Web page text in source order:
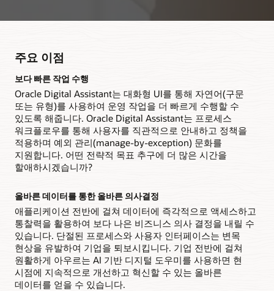
주요 이점
보다 빠른 작업 수행
Oracle Digital Assistant는 대화형 UI를 통해 자연어(구문
또는 유형)를 사용하여 운영 작업을 더 빠르게 수행할 수
있도록 해줍니다. Oracle Digital Assistant는 프로세스
워크플로우를 통해 사용자를 직관적으로 안내하고 정책을
적용하며 예외 관리(manage-by-exception) 문화를
지원합니다. 어떤 전략적 목표 추구에 더 많은 시간을
할애하시겠습니까?
올바른 데이터를 통한 올바른 의사결정
애플리케이션 전반에 걸쳐 데이터에 즉각적으로 액세스하고
통찰력을 활용하여 보다 나은 비즈니스 의사 결정을 내릴 수
있습니다. 단절된 프로세스와 사용자 인터페이스는 변목
현상을 유발하여 기업을 퇴보시킵니다. 기업 전반에 걸쳐
원활하게 아우르는 AI 기반 디지털 도우미를 사용하면 현
시점에 지속적으로 개선하고 혁신할 수 있는 올바른
데이터를 얻을 수 있습니다.